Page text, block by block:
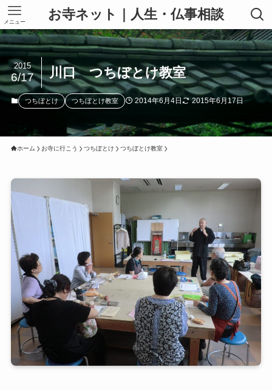
お寺ネット｜人生・仏事相談
メニュー
川口 つちぼとけ教室
2015
6/17
つちぼとけ つちぼとけ教室 2014年6月4日 2015年6月17日
ホーム お寺に行こう つちぼとけ つちぼとけ教室